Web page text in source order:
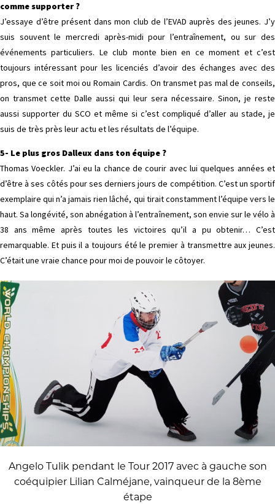
comme supporter ?
J’essaye d’être présent dans mon club de l’EVAD auprès des jeunes. J’y
suis souvent le mercredi après-midi pour l’entraînement, ou sur des
événements particuliers. Le club monte bien en ce moment et c’est
toujours intéressant pour les licenciés d’avoir des échanges avec des
pros, que ce soit moi ou Romain Cardis. On transmet pas mal de conseils,
on transmet cette Dalle aussi qui leur sera nécessaire. Sinon, je reste
aussi supporter du SCO et même si c’est compliqué d’aller au stade, je
suis de très près leur actu et les résultats de l’équipe.
5- Le plus gros Dalleux dans ton équipe ?
Thomas Voeckler. J’ai eu la chance de courir avec lui quelques années et
d’être à ses côtés pour ses derniers jours de compétition. C’est un sportif
exemplaire qui n’a jamais rien lâché, qui tirait constamment l’équipe vers le
haut. Sa longévité, son abnégation à l’entraînement, son envie sur le vélo à
38 ans même après toutes les victoires qu’il a pu obtenir… C’est
remarquable. Et puis il a toujours été le premier à transmettre aux jeunes.
C’était une vraie chance pour moi de pouvoir le côtoyer.
Angelo Tulik pendant le Tour 2017 avec à gauche son
coéquipier Lilian Calméjane, vainqueur de la 8ème
étape